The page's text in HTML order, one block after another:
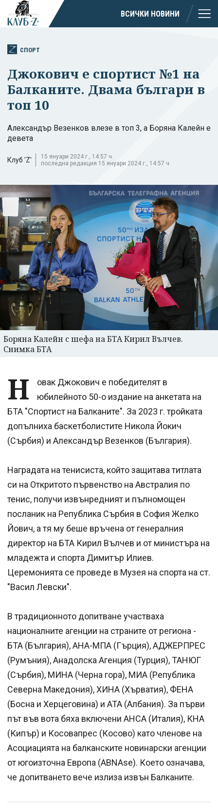
ВСИЧКИ НОВИНИ
СПОРТ
Джокович е спортист №1 на
Балканите. Двама българи в
топ 10
Александър Везенков влезе в топ 3, а Боряна Калейн е
девета
Клуб 'Z'
15 януари 2024 г., 14:57 ч.
последна редакция 15 януари 2024 г., 14:57 ч.
Боряна Калейн с шефа на БТА Кирил Вълчев.
Снимка БТА
Н
овак Джокович е победителят в
юбилейното 50-о издание на анкетата на
БТА "Спортист на Балканите". За 2023 г. тройката
допълниха баскетболистите Никола Йокич
(Сърбия) и Александър Везенков (България).
Наградата на тенисиста, който защитава титлата
си на Откритото първенство на Австралия по
тенис, получи извънредният и пълномощен
посланик на Република Сърбия в София Желко
Йович, а тя му беше връчена от генералния
директор на БТА Кирил Вълчев и от министъра на
младежта и спорта Димитър Илиев.
Церемонията се проведе в Музея на спорта на ст.
"Васил Левски".
В традиционното допитване участваха
националните агенции на страните от региона -
БТА (България), АНА-МПА (Гърция), АДЖЕРПРЕС
(Румъния), Анадолска Агенция (Турция), ТАНЮГ
(Сърбия), МИНА (Черна гора), МИА (Република
Северна Македония), ХИНА (Хърватия), ФЕНА
(Босна и Херцеговина) и АТА (Албания). За първи
път във вота бяха включени АНСА (Италия), КНА
(Кипър) и Косовапрес (Косово) като членове на
Асоциацията на балканските новинарски агенции
от югоизточна Европа (ABNAse). Което означава,
че допитването вече излиза извън Балканите.